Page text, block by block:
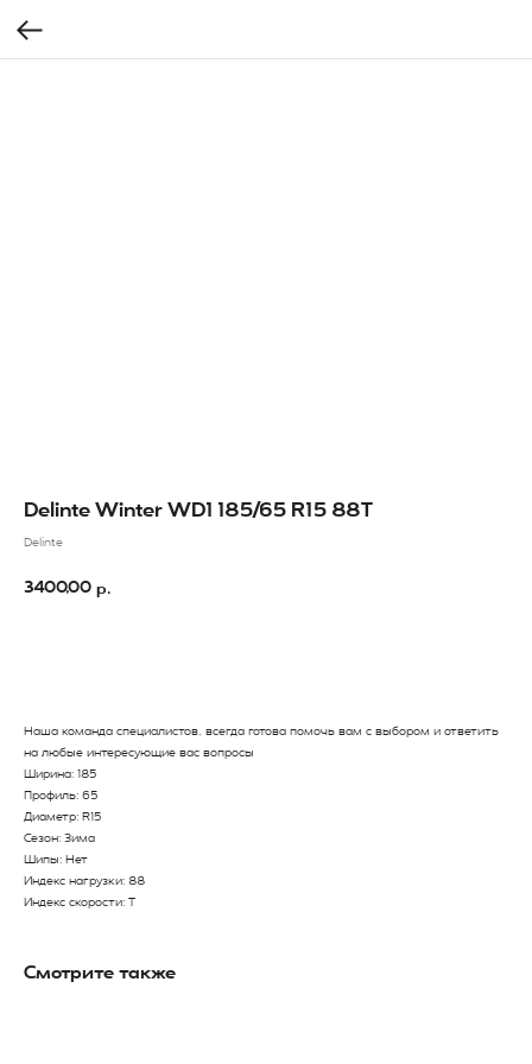
Delinte Winter WD1 185/65 R15 88T
Delinte
3400,00 р.
Наша команда специалистов, всегда готова помочь вам с выбором и ответить
на любые интересующие вас вопросы
Ширина: 185
Профиль: 65
Диаметр: R15
Сезон: Зима
Шипы: Нет
Индекс нагрузки: 88
Индекс скорости: T
Смотрите также